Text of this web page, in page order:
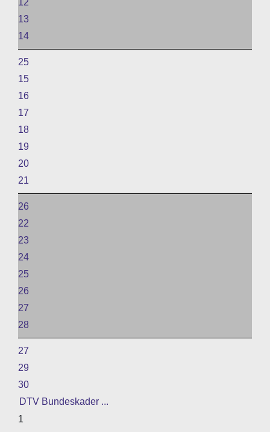
13
14
25
15
16
17
18
19
20
21
26
22
23
24
25
26
27
28
27
29
30
DTV Bundeskader ...
1